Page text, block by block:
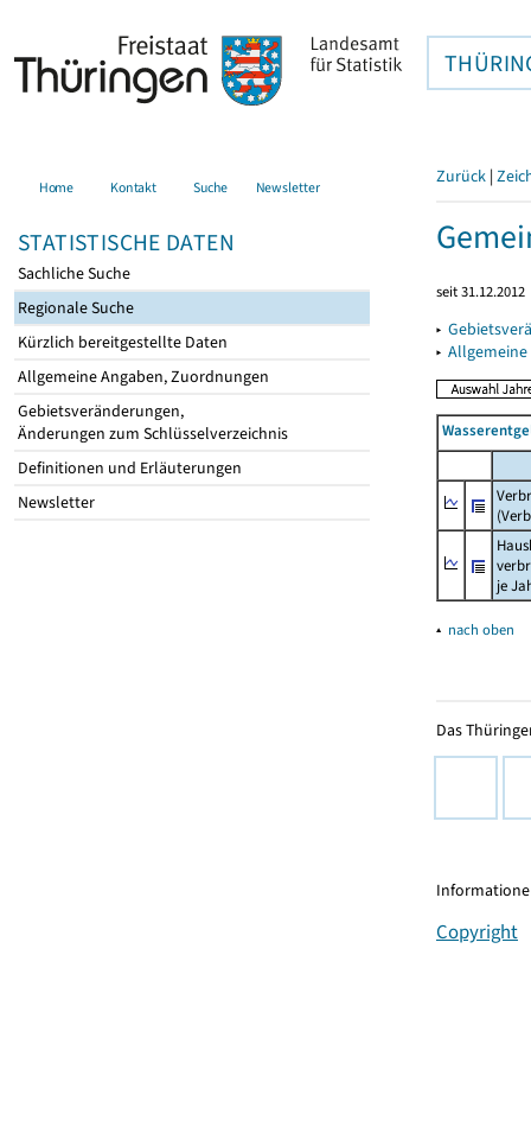
Home Kontakt Suche Newsletter
STATISTISCHE DATEN
Sachliche Suche
Regionale Suche
Kürzlich bereitgestellte Daten
Allgemeine Angaben, Zuordnungen
Gebietsveränderungen,
Änderungen zum Schlüsselverzeichnis
Definitionen und Erläuterungen
Newsletter
Zurück |
seit 31.12.2012
▸
▸
je
▴ nach oben
Das
Copyright